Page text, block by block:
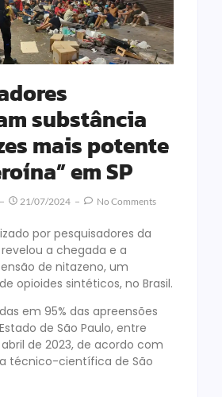
substância
mais potente
em SP
21/07/2024 No Comments
por pesquisadores da
revelou a chegada e a
de nitazeno, um
opioides sintéticos, no Brasil.
em 95% das apreensões
de São Paulo, entre
de 2023, de acordo com
técnico-científica de São